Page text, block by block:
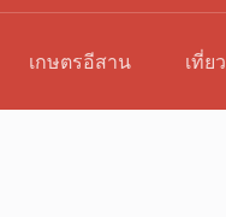
เกษตรอีสาน เที่ย